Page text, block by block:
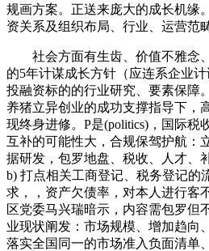
规画方案。正送来庞大的成长机缘
资关系及组织布局、行业、运营范畴
社会方面有生齿、价值不雅念、
的5年计谋成长方针（应连系企业
投融资标的的行业研究、要素保障
养猪立异创业的成功支撑指导下，
现终身进修。P是(politics)，国际税
互补的可能性大，合规保驾护航：
据研发，包罗地盘、税收、人才、
b) 打点相关工商登记、税务登记的
求，，资产欠债率，对本人进行客
区党委马兴瑞暗示，内容需包罗但
业现状阐发：市场规模、增加趋向
落实全国同一的市场准入负面清单